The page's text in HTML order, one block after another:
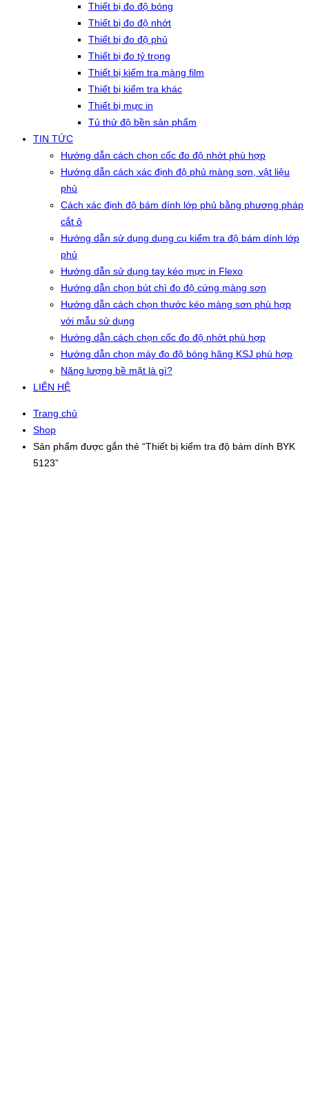
Thiết bị đo độ bóng
Thiết bị đo độ nhớt
Thiết bị đo độ phủ
Thiết bị đo tỷ trọng
Thiết bị kiểm tra màng film
Thiết bị kiểm tra khác
Thiết bị mực in
Tủ thử độ bền sản phẩm
TIN TỨC
Hướng dẫn cách chọn cốc đo độ nhớt phù hợp
Hướng dẫn cách xác định độ phủ màng sơn, vật liệu
phủ
Cách xác định độ bám dính lớp phủ bằng phương pháp
cắt ô
Hướng dẫn sử dụng dụng cụ kiểm tra độ bám dính lớp
phủ
Hướng dẫn sử dụng tay kéo mực in Flexo
Hướng dẫn chọn bút chì đo độ cứng màng sơn
Hướng dẫn cách chọn thước kéo màng sơn phù hợp
với mẫu sử dụng
Hướng dẫn cách chọn cốc đo độ nhớt phù hợp
Hướng dẫn chọn máy đo độ bóng hãng KSJ phù hợp
Năng lượng bề mặt là gì?
LIÊN HỆ
Trang chủ
Shop
Sản phẩm được gắn thẻ “Thiết bị kiểm tra độ bám dính BYK
5123”